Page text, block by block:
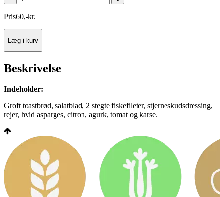
Pris60,-kr.
Læg i kurv
Beskrivelse
Indeholder:
Groft toastbrød, salatblad, 2 stegte fiskefileter, stjerneskudsdressing,
rejer, hvid asparges, citron, agurk, tomat og karse.